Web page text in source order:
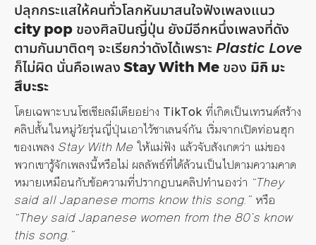
ปลุกกระแสให้คนทั่วโลกหันมาสนใจฟังเพลงแนว
city pop ของศิลปินญี่ปุ่น ยังมีอีกหนึ่งเพลงที่ดัง
ตามกันมาติดๆ จะเรียกว่าดังได้เพราะ Plastic Love
ก็ไม่ผิด นั่นคือเพลง Stay With Me ของ มิกิ มะ
สึบะระ
โดยเฉพาะบนโซเชียลมีเดียอย่าง TikTok ที่เกิดเป็นเทรนด์สร้าง
คลิปสั้นในหมู่วัยรุ่นญี่ปุ่นเอาไว้ชาเลนจ์กัน เริ่มจากเปิดท่อนฮุก
ของเพลง Stay With Me ให้แม่ฟัง แล้วจับสังเกตว่า แม่ของ
พวกเขารู้จักเพลงนี้หรือไม่ ผลลัพธ์ที่ได้ล้วนเป็นไปตามความคาด
หมายเหมือนกับข้อความที่ปรากฏบนคลิปทำนองว่า “They
said all Japanese moms know this song.” หรือ
“They said Japanese women from the 80’s know
this song.”